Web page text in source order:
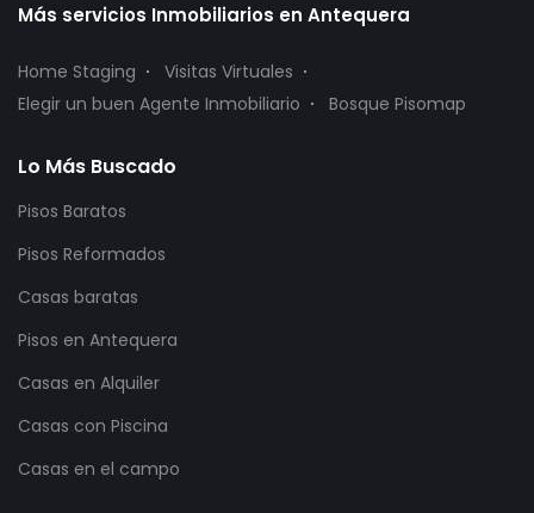
Más servicios Inmobiliarios en Antequera
Home Staging
Visitas Virtuales
Elegir un buen Agente Inmobiliario
Bosque Pisomap
Lo Más Buscado
Pisos Baratos
Pisos Reformados
Casas baratas
Pisos en Antequera
Casas en Alquiler
Casas con Piscina
Casas en el campo